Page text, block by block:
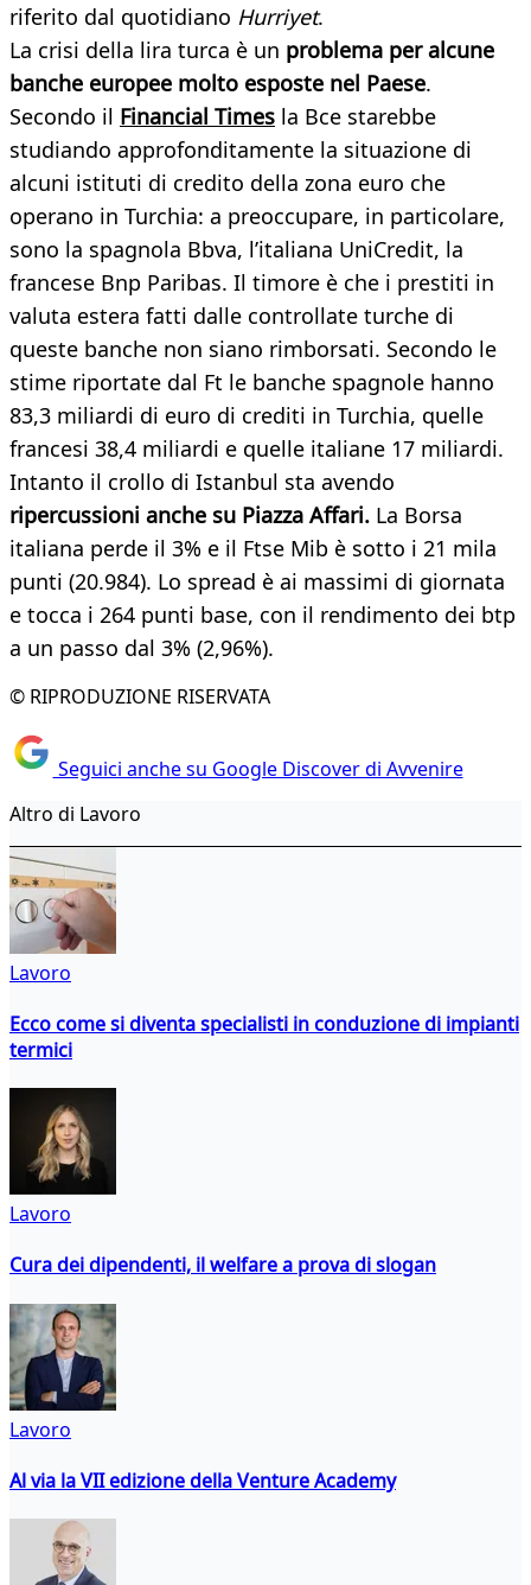
riferito dal quotidiano Hurriyet.
La crisi della lira turca è un problema per alcune
banche europee molto esposte nel Paese.
Secondo il Financial Times la Bce starebbe
studiando approfonditamente la situazione di
alcuni istituti di credito della zona euro che
operano in Turchia: a preoccupare, in particolare,
sono la spagnola Bbva, l’italiana UniCredit, la
francese Bnp Paribas. Il timore è che i prestiti in
valuta estera fatti dalle controllate turche di
queste banche non siano rimborsati. Secondo le
stime riportate dal Ft le banche spagnole hanno
83,3 miliardi di euro di crediti in Turchia, quelle
francesi 38,4 miliardi e quelle italiane 17 miliardi.
Intanto il crollo di Istanbul sta avendo
ripercussioni anche su Piazza Affari. La Borsa
italiana perde il 3% e il Ftse Mib è sotto i 21 mila
punti (20.984). Lo spread è ai massimi di giornata
e tocca i 264 punti base, con il rendimento dei btp
a un passo dal 3% (2,96%).
© RIPRODUZIONE RISERVATA
Seguici anche su Google Discover di Avvenire
Altro di Lavoro
Lavoro
Ecco come si diventa specialisti in conduzione di impianti
termici
Lavoro
Cura dei dipendenti, il welfare a prova di slogan
Lavoro
Al via la VII edizione della Venture Academy